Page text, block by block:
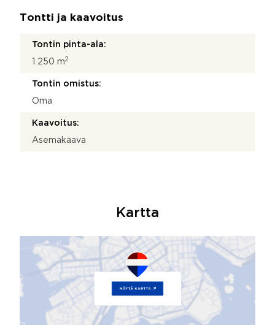
Tontti ja kaavoitus
Tontin pinta-ala:
1 250 m2
Tontin omistus:
Oma
Kaavoitus:
Asemakaava
Kartta